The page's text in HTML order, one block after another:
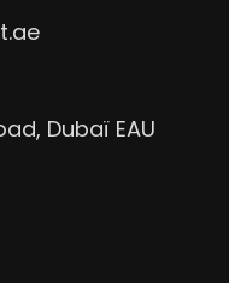
Dubaï EAU